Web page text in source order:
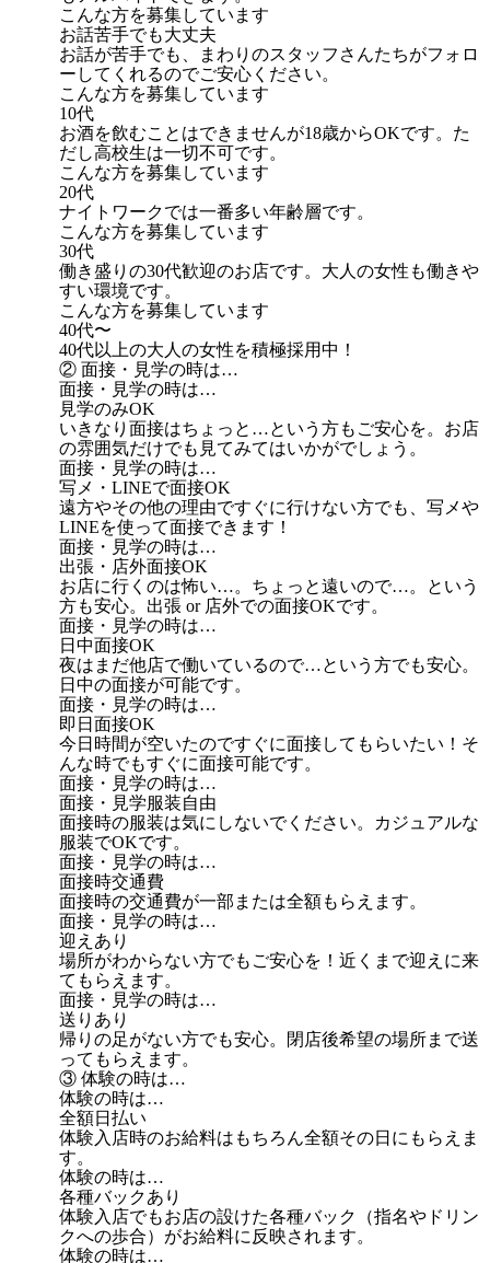
こんな方を募集しています
お話苦手でも大丈夫
お話が苦手でも、まわりのスタッフさんたちがフォロ
ーしてくれるのでご安心ください。
こんな方を募集しています
10代
お酒を飲むことはできませんが18歳からOKです。た
だし高校生は一切不可です。
こんな方を募集しています
20代
ナイトワークでは一番多い年齢層です。
こんな方を募集しています
30代
働き盛りの30代歓迎のお店です。大人の女性も働きや
すい環境です。
こんな方を募集しています
40代〜
40代以上の大人の女性を積極採用中！
② 面接・見学の時は…
面接・見学の時は…
見学のみOK
いきなり面接はちょっと…という方もご安心を。お店
の雰囲気だけでも見てみてはいかがでしょう。
面接・見学の時は…
写メ・LINEで面接OK
遠方やその他の理由ですぐに行けない方でも、写メや
LINEを使って面接できます！
面接・見学の時は…
出張・店外面接OK
お店に行くのは怖い…。ちょっと遠いので…。という
方も安心。出張 or 店外での面接OKです。
面接・見学の時は…
日中面接OK
夜はまだ他店で働いているので…という方でも安心。
日中の面接が可能です。
面接・見学の時は…
即日面接OK
今日時間が空いたのですぐに面接してもらいたい！そ
んな時でもすぐに面接可能です。
面接・見学の時は…
面接・見学服装自由
面接時の服装は気にしないでください。カジュアルな
服装でOKです。
面接・見学の時は…
面接時交通費
面接時の交通費が一部または全額もらえます。
面接・見学の時は…
迎えあり
場所がわからない方でもご安心を！近くまで迎えに来
てもらえます。
面接・見学の時は…
送りあり
帰りの足がない方でも安心。閉店後希望の場所まで送
ってもらえます。
③ 体験の時は…
体験の時は…
全額日払い
体験入店時のお給料はもちろん全額その日にもらえま
す。
体験の時は…
各種バックあり
体験入店でもお店の設けた各種バック（指名やドリン
クへの歩合）がお給料に反映されます。
体験の時は…